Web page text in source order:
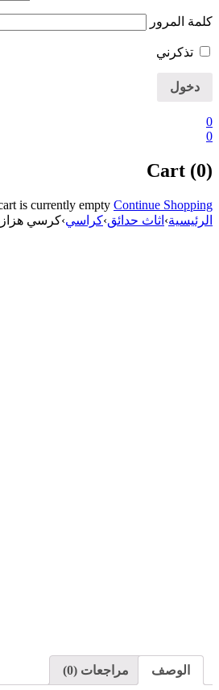
كلمة المرور
تذكرني
0
0
Cart (0)
is currently empty Continue Shopping
الرئيسية› اثاث حدائق›كراسي›كرسي
الوصف مراجعات (0)